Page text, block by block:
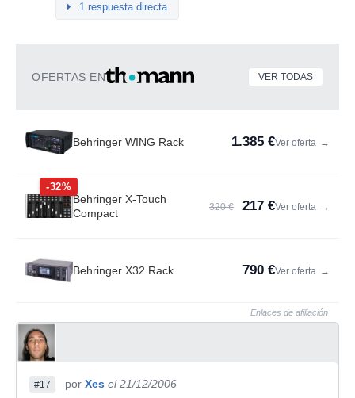
1 respuesta directa
OFERTAS EN VER TODAS
Behringer WING Rack 1.385 €Ver oferta →
-32%
Behringer X-Touch
Compact
320 € 217 €Ver oferta →
Behringer X32 Rack 790 €Ver oferta →
Enlaces de afiliación
#17 por Xes el 21/12/2006